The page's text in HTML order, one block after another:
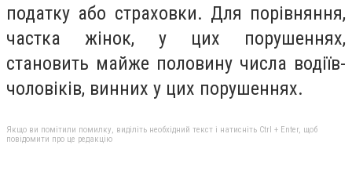
податку або страховки. Для порівняння,
частка жінок, у цих порушеннях,
становить майже половину числа водіїв-
чоловіків, винних у цих порушеннях.
Якщо ви помітили помилку, виділіть необхідний текст і натисніть Ctrl + Enter, щоб
повідомити про це редакцію